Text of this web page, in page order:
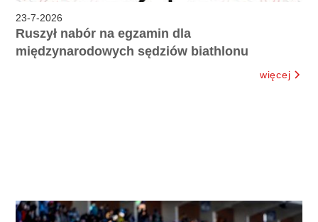
23-7-2026
Ruszył nabór na egzamin dla
międzynarodowych sędziów biathlonu
więcej